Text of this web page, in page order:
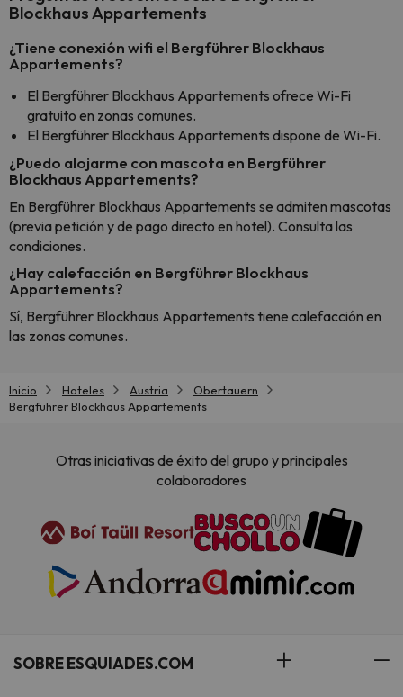
Blockhaus Appartements
¿Tiene conexión wifi el Bergführer Blockhaus
Appartements?
El Bergführer Blockhaus Appartements ofrece Wi-Fi
gratuito en zonas comunes.
El Bergführer Blockhaus Appartements dispone de Wi-Fi.
¿Puedo alojarme con mascota en Bergführer
Blockhaus Appartements?
En Bergführer Blockhaus Appartements se admiten mascotas
(previa petición y de pago directo en hotel). Consulta las
condiciones.
¿Hay calefacción en Bergführer Blockhaus
Appartements?
Sí, Bergführer Blockhaus Appartements tiene calefacción en
las zonas comunes.
Inicio Hoteles Austria
Obertauern
Bergführer Blockhaus Appartements
Otras iniciativas de éxito del grupo y principales
colaboradores
SOBRE ESQUIADES.COM